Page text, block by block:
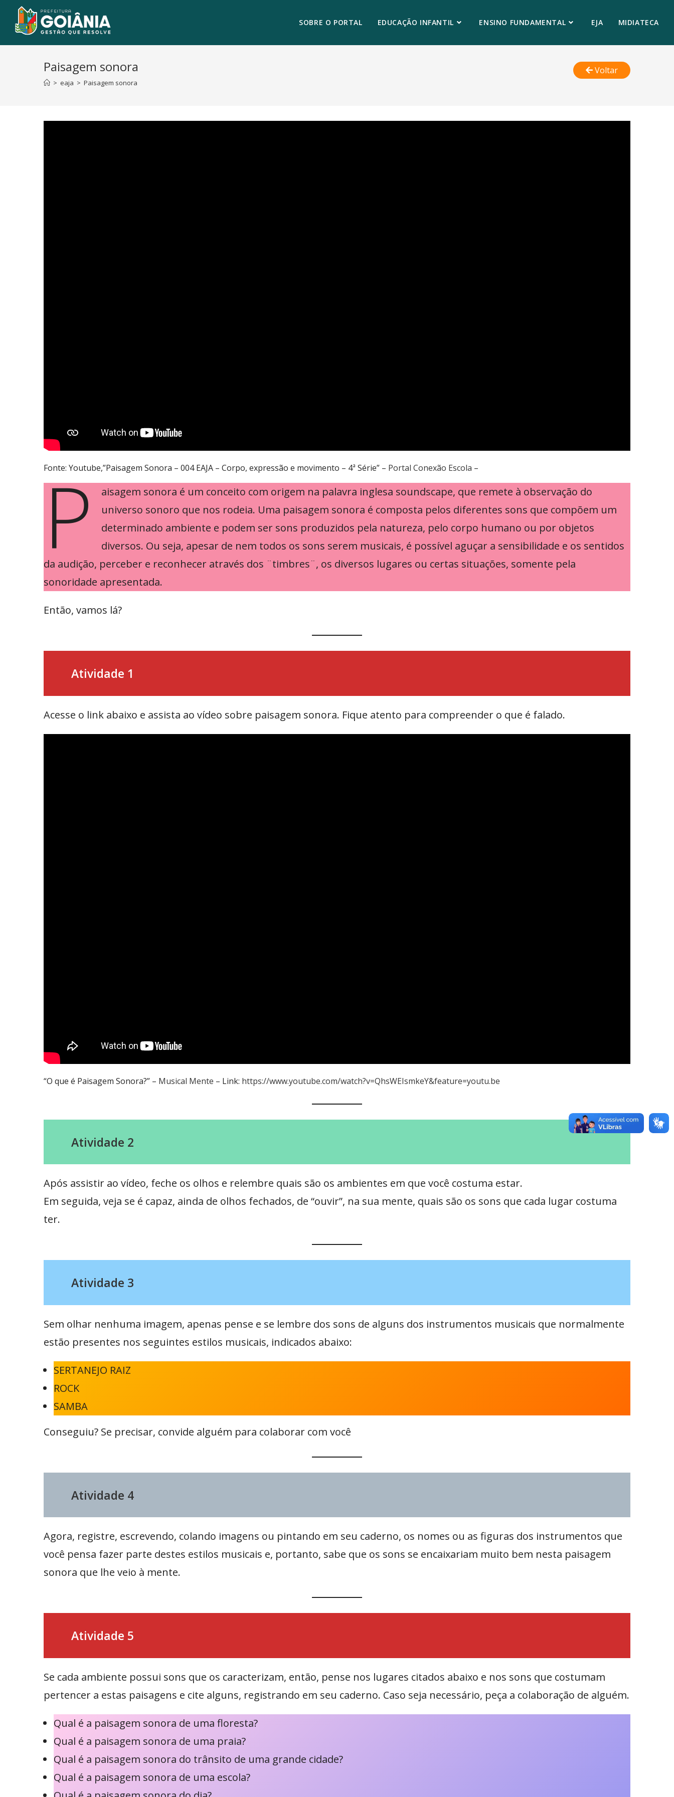
SOBRE O PORTAL EDUCAÇÃO INFANTIL ENSINO FUNDAMENTAL EJA MIDIATECA
Paisagem sonora
> eaja > Paisagem sonora
Voltar
Fonte: Youtube,”Paisagem Sonora – 004 EAJA – Corpo, expressão e movimento – 4ª Série” – Portal Conexão Escola –
P
aisagem sonora é um conceito com origem na palavra inglesa soundscape, que remete à observação do
universo sonoro que nos rodeia. Uma paisagem sonora é composta pelos diferentes sons que compõem um
determinado ambiente e podem ser sons produzidos pela natureza, pelo corpo humano ou por objetos
diversos. Ou seja, apesar de nem todos os sons serem musicais, é possível aguçar a sensibilidade e os sentidos
da audição, perceber e reconhecer através dos ¨timbres¨, os diversos lugares ou certas situações, somente pela
sonoridade apresentada.
Então, vamos lá?
Atividade 1
Acesse o link abaixo e assista ao vídeo sobre paisagem sonora. Fique atento para compreender o que é falado.
“O que é Paisagem Sonora?” – Musical Mente – Link: https://www.youtube.com/watch?v=QhsWEIsmkeY&feature=youtu.be
Atividade 2
Após assistir ao vídeo, feche os olhos e relembre quais são os ambientes em que você costuma estar.
Em seguida, veja se é capaz, ainda de olhos fechados, de “ouvir”, na sua mente, quais são os sons que cada lugar costuma
ter.
Atividade 3
Sem olhar nenhuma imagem, apenas pense e se lembre dos sons de alguns dos instrumentos musicais que normalmente
estão presentes nos seguintes estilos musicais, indicados abaixo:
SERTANEJO RAIZ
ROCK
SAMBA
Conseguiu? Se precisar, convide alguém para colaborar com você
Atividade 4
Agora, registre, escrevendo, colando imagens ou pintando em seu caderno, os nomes ou as figuras dos instrumentos que
você pensa fazer parte destes estilos musicais e, portanto, sabe que os sons se encaixariam muito bem nesta paisagem
sonora que lhe veio à mente.
Atividade 5
Se cada ambiente possui sons que os caracterizam, então, pense nos lugares citados abaixo e nos sons que costumam
pertencer a estas paisagens e cite alguns, registrando em seu caderno. Caso seja necessário, peça a colaboração de alguém.
Qual é a paisagem sonora de uma floresta?
Qual é a paisagem sonora de uma praia?
Qual é a paisagem sonora do trânsito de uma grande cidade?
Qual é a paisagem sonora de uma escola?